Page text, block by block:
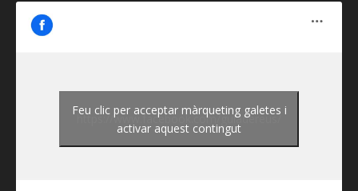
https://www.facebook.com/guiadereus/
Feu clic per acceptar màrqueting galetes i
activar aquest contingut